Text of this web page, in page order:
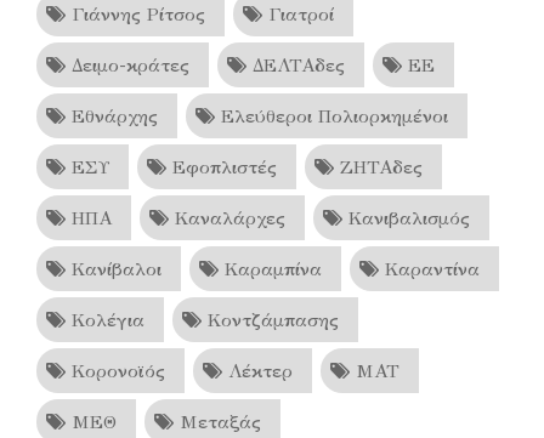
Γιάννης Ρίτσος Γιατροί
Δειμο-κράτες ΔΕΛΤΑδες ΕΕ
Εθνάρχης Ελεύθεροι Πολιορκημένοι
ΕΣΥ Εφοπλιστές ΖΗΤΑδες
ΗΠΑ Καναλάρχες Κανιβαλισμός
Κανίβαλοι Καραμπίνα Καραντίνα
Κολέγια Κοντζάμπασης
Κορονοϊός Λέκτερ ΜΑΤ
ΜΕΘ Μεταξάς